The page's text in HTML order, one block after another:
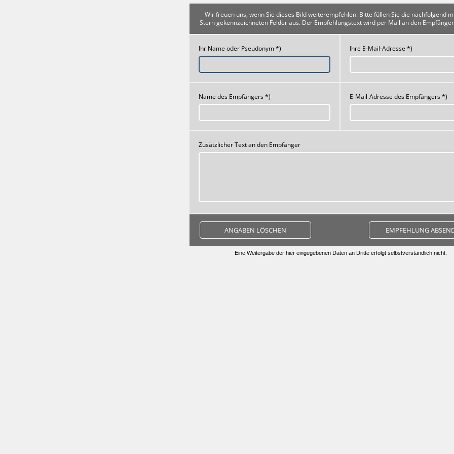
Wir freuen uns, wenn Sie dieses Bild weiterempfehlen. Bitte füllen Sie die nachfolgend
Stern gekennzeichneten Felder aus. Der Empfehlungstext wird per Mail an den
Ihr Name oder Pseudonym *) Ihre E-Mail-Adresse *)
Name des Empfängers *) E-Mail-Adresse des Empfängers *)
Zusätzlicher Text an den Empfänger
ANGABEN LÖSCHEN EMPFEHLUNG
Eine Weitergabe der hier eingegebenen Daten an Dritte erfolgt selbstverständlich nicht.